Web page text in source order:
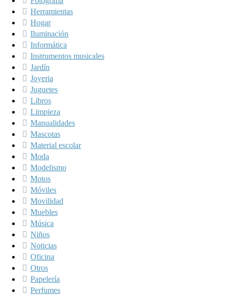
Herramientas
Hogar
Iluminación
Informática
Instrumentos musicales
Jardín
Joyeria
Juguetes
Libros
Limpieza
Manualidades
Mascotas
Material escolar
Moda
Modelismo
Motos
Móviles
Movilidad
Muebles
Música
Niños
Noticias
Oficina
Otros
Papelería
Perfumes